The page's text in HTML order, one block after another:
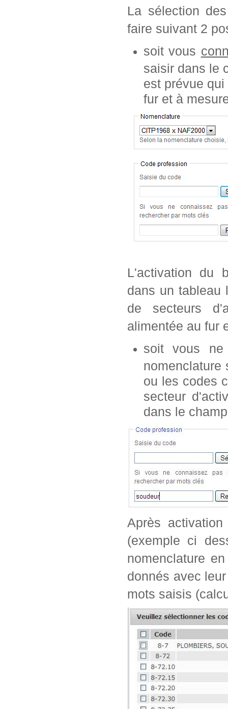
La sélection
faire suivant 2
soit vous
saisir dans le
est prévue
fur et à
L'activation du
dans un tableau
de secteurs
alimentée au fur
soit vous
nomenclature
ou les codes
secteur
dans le
Après
(exemple ci
nomenclature
donnés avec
mots saisis